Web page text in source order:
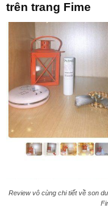
trên trang Fime
Review vô cùng chi tiết về son